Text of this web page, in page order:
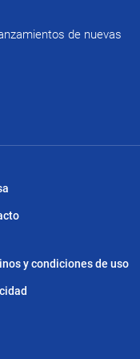
de nuevas
y condiciones de uso